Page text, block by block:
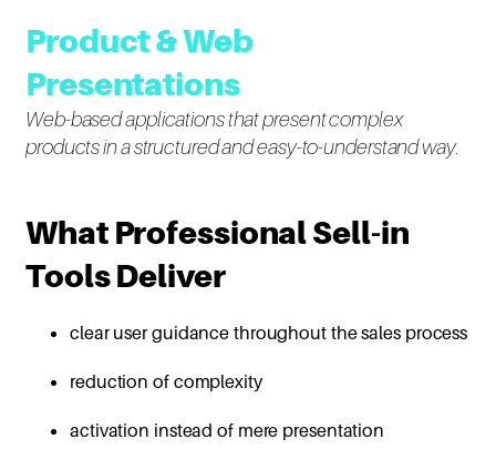
Product & Web
Presentations
Web-based applications that present complex
products in a structured and easy-to-understand way.
What Professional Sell-in
Tools Deliver
clear user guidance throughout the sales process
reduction of complexity
activation instead of mere presentation